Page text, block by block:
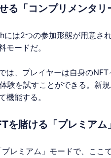
る「コンプリメンタリ
には2つの参加形態が用意さ
モードだ。
は、プレイヤーは自身の
験を試すことができる。新
機能する。
を賭ける「プレミアム
プレミアム」モードで、こ